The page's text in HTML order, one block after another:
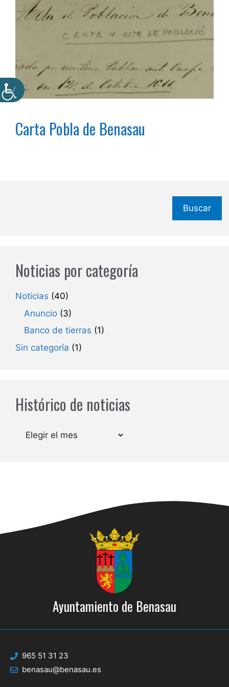
Carta Pobla de Benasau
Buscar
Noticias por categoría
Noticias (40)
Anuncio (3)
Banco de tierras (1)
Sin categoría (1)
Histórico de noticias
Archivos
Ayuntamiento de Benasau
965 51 31 23
benasau@benasau.es